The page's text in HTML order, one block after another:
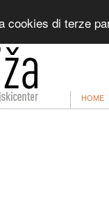
cookies di terze
HOME